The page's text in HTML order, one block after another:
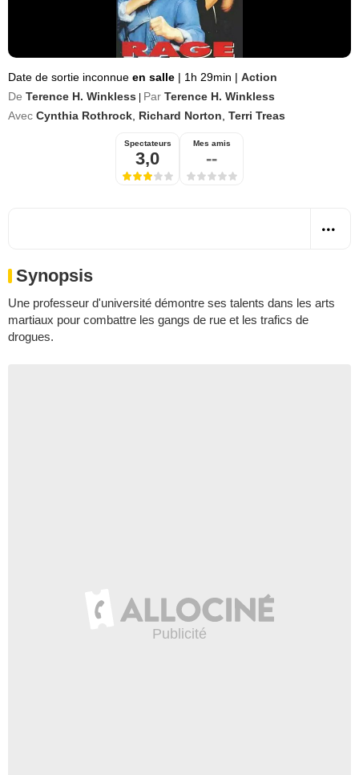
Date de sortie inconnue en salle | 1h 29min | Action
De Terence H. Winkless Par Terence H. Winkless
Avec Cynthia Rothrock Richard Norton Terri Treas
Spectateurs
3,0
Mes amis
--
Synopsis
Une professeur d'université démontre ses talents dans les arts
martiaux pour combattre les gangs de rue et les trafics de
drogues.